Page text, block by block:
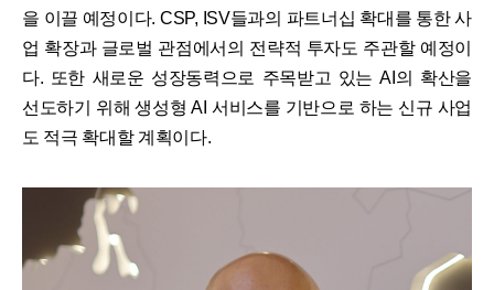
을 이끌 예정이다. CSP, ISV들과의 파트너십 확대를 통한 사
업 확장과 글로벌 관점에서의 전략적 투자도 주관할 예정이
다. 또한 새로운 성장동력으로 주목받고 있는 AI의 확산을
선도하기 위해 생성형 AI 서비스를 기반으로 하는 신규 사업
도 적극 확대할 계획이다.